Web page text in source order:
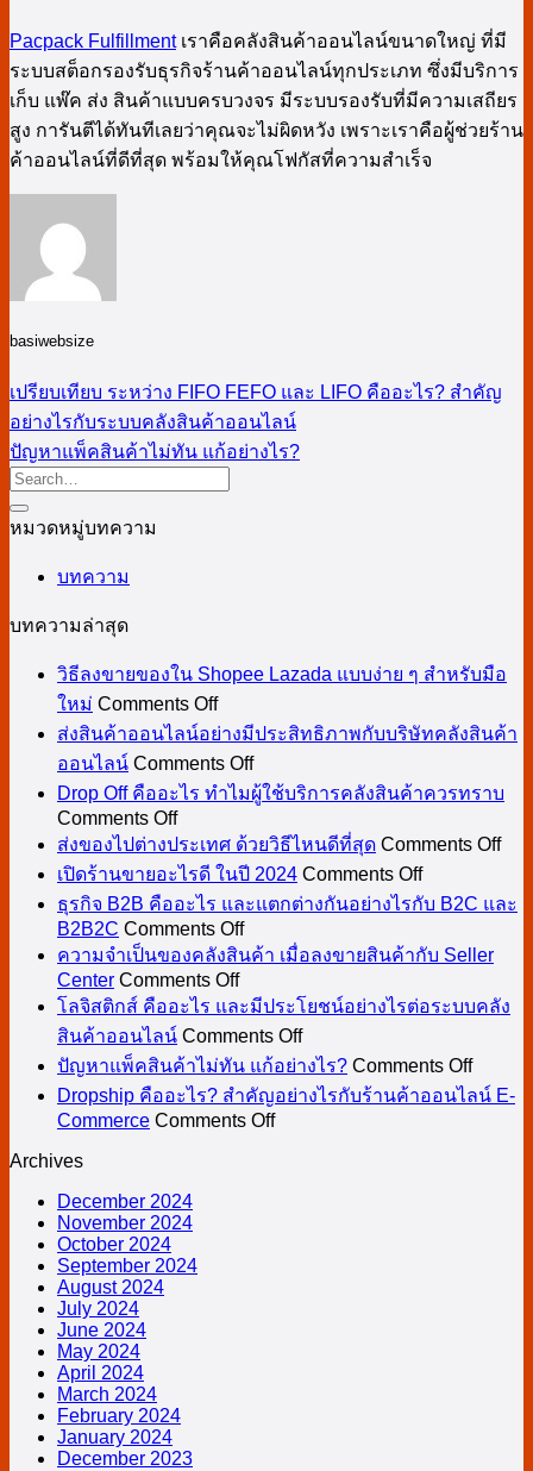
Pacpack Fulfillmentเราคือคลังสินค้าออนไลน์ขนาดใหญ่ ที่มี
ระบบสต็อกรองรับธุรกิจร้านค้าออนไลน์ทุกประเภท ซึ่งมีบริการ
เก็บ แพ๊ค ส่ง สินค้าแบบครบวงจร มีระบบรองรับที่มีความเสถียร
สูง การันตีได้ทันทีเลยว่าคุณจะไม่ผิดหวัง เพราะเราคือผู้ช่วยร้าน
ค้าออนไลน์ที่ดีที่สุด พร้อมให้คุณโฟกัสที่ความสำเร็จ
basiwebsize
เปรียบเทียบ ระหว่าง FIFO FEFO และ LIFO คืออะไร? สำคัญ
อย่างไรกับระบบคลังสินค้าออนไลน์
ปัญหาแพ็คสินค้าไม่ทัน แก้อย่างไร?
หมวดหมู่บทความ
บทความ
บทความล่าสุด
วิธีลงขายของใน Shopee Lazada แบบง่าย ๆ สำหรับมือ
ใหม่ Comments Offon
วิธี
ลง
ขาย
ใน
Shopee
Lazada
แบบ
ง่าย
ๆ
สำหรับ
มือ
ใหม่
ส่งสินค้าออนไลน์อย่างมีประสิทธิภาพกับบริษัทคลังสินค้า
ออนไลน์ Comments Offon
ส่ง
ออนไลน์
อย่าง
มี
กับ
บริษัท
คลัง
สินค้า
ออนไลน์
Drop Off คืออะไร ทำไมผู้ใช้บริการคลังสินค้าควรทราบ
Comments Offon
Drop
Off
คือ
อะไร
ทำไม
ผู้
ใช้
บริการ
คลัง
สินค้า
ควร
ส่งของไปต่างประเทศ ด้วยวิธีไหนดีที่สุด Comments Offon
ด้วย
ดี
เปิดร้านขายอะไรดี ในปี 2024 Comments Offon
เปิด
ขาย
ดี
2024
ธุรกิจ B2B คืออะไร และแตกต่างกันอย่างไรกับ B2C และ
B2B2C Comments Offon
ธุรกิจ
คือ
อะไร
และ
แตก
ต่าง
ความจำเป็นของคลังสินค้า เมื่อลงขายสินค้ากับ Seller
Center Comments Offon
ความ
จำเป็น
ของ
คลัง
สินค้า
โลจิสติกส์ คืออะไร และมีประโยชน์อย่างไรต่อระบบคลัง
สินค้าออนไลน์ Comments Offon
โล
ปัญหาแพ็คสินค้าไม่ทัน แก้อย่างไร? Comments Offon
ปัญหา
Dropship คืออะไร? สำคัญอย่างไรกับร้านค้าออนไลน์ E-
Commerce Comments Offon
Archives
December 2024
November 2024
October 2024
September 2024
August 2024
July 2024
June 2024
May 2024
April 2024
March 2024
February 2024
January 2024
December 2023